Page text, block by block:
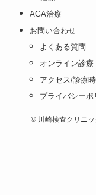
AGA治療
お問い合わせ
よくある質問
オンライン診
アクセス/診療
プライバシーポ
©川崎検査クリニッ